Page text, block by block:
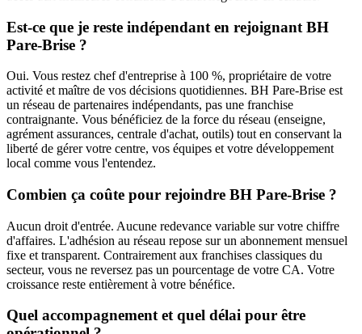
Est-ce que je reste indépendant en rejoignant BH
Pare-Brise ?
Oui. Vous restez chef d'entreprise à 100 %, propriétaire de votre
activité et maître de vos décisions quotidiennes. BH Pare-Brise est
un réseau de partenaires indépendants, pas une franchise
contraignante. Vous bénéficiez de la force du réseau (enseigne,
agrément assurances, centrale d'achat, outils) tout en conservant la
liberté de gérer votre centre, vos équipes et votre développement
local comme vous l'entendez.
Combien ça coûte pour rejoindre BH Pare-Brise ?
Aucun droit d'entrée. Aucune redevance variable sur votre chiffre
d'affaires. L'adhésion au réseau repose sur un abonnement mensuel
fixe et transparent. Contrairement aux franchises classiques du
secteur, vous ne reversez pas un pourcentage de votre CA. Votre
croissance reste entièrement à votre bénéfice.
Quel accompagnement et quel délai pour être